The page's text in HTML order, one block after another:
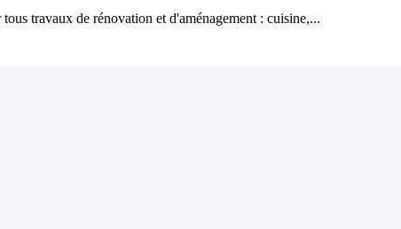
travaux de rénovation et d'aménagement : cuisine,...